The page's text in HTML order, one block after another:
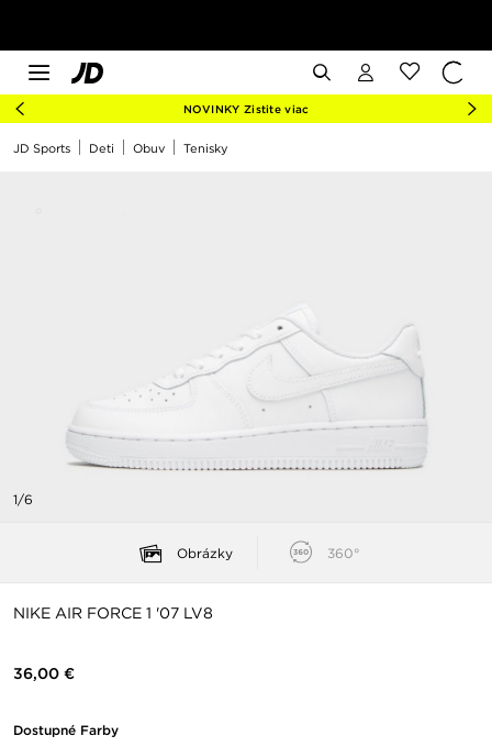
NOVINKY Zistite viac
JD Sports Deti Obuv Tenisky
1/6
Obrázky 360°
NIKE AIR FORCE 1 '07 LV8
36,00 €
Dostupné Farby